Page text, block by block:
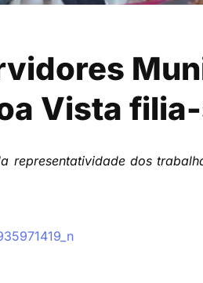
Vista filia-
representatividade dos